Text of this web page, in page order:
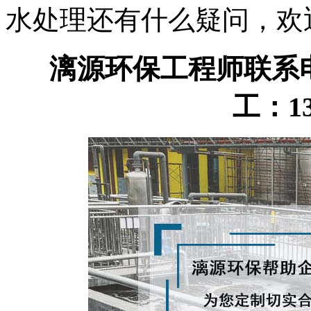
水处理还有什么疑问，
漓源环保工程师联系
工：